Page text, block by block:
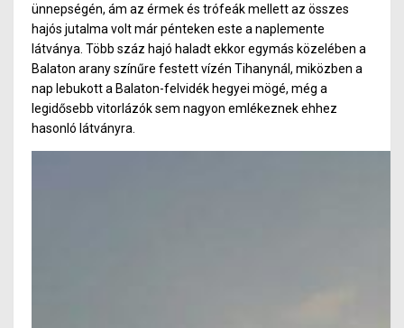
ünnepségén, ám az érmek és trófeák mellett az összes
hajós jutalma volt már pénteken este a naplemente
látványa. Több száz hajó haladt ekkor egymás közelében a
Balaton arany színűre festett vízén Tihanynál, miközben a
nap lebukott a Balaton-felvidék hegyei mögé, még a
legidősebb vitorlázók sem nagyon emlékeznek ehhez
hasonló látványra.